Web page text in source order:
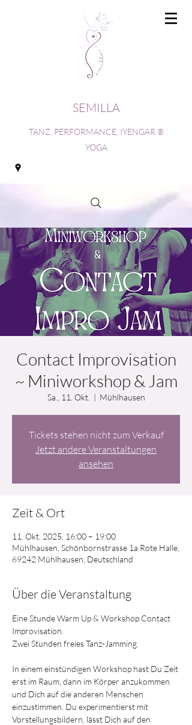
SEMILLA
TANZ, PERFORMANCE, IYENGAR ®
YOGA
Contact Improvisation
~ Miniworkshop & Jam
Sa., 11. Okt.
  |
Mühlhausen
Tickets stehen nicht zum Verkauf
Jetzt andere Veranstaltungen
ansehen
Zeit & Ort
11. Okt. 2025, 16:00 – 19:00
Mühlhausen, Schönbornstrasse 1a Rote Halle,
69242 Mühlhausen, Deutschland
Über die Veranstaltung
Eine Stunde Warm Up & Workshop Contact
Improvisation.
Zwei Stunden freies Tanz-Jamming.
In einem einstündigen Workshop hast Du Zeit
erst im Raum, dann im Körper anzukommen
und Dich auf die anderen Menschen
einzustimmen. Du experimentierst mit
Vorstellungsbildern, lässt Dich auf den